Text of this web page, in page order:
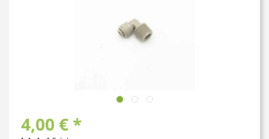
4,00 € *